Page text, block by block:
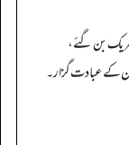
شریک بن گئے،
کے عبادت گزار۔